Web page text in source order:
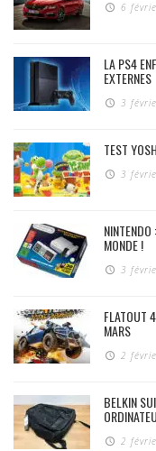
6
LA PS4
EXTERNES
3
TEST
3
MONDE !
3
FLATOUT
MARS
2
BELKIN
2